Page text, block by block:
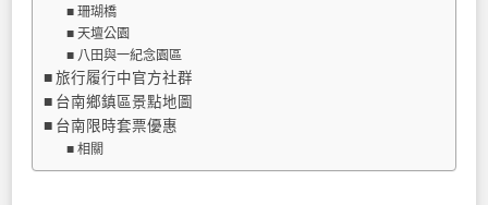
珊瑚橋
天壇公園
八田與一紀念園區
旅行履行中官方社群
台南鄉鎮區景點地圖
台南限時套票優惠
相關